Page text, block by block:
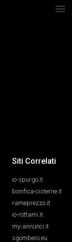
Siti Correlati
io-spurgo.it
bonifica-cisterne.it
rameprezzo.it
io-rottami.it
my-annunci.it
sgombero.eu